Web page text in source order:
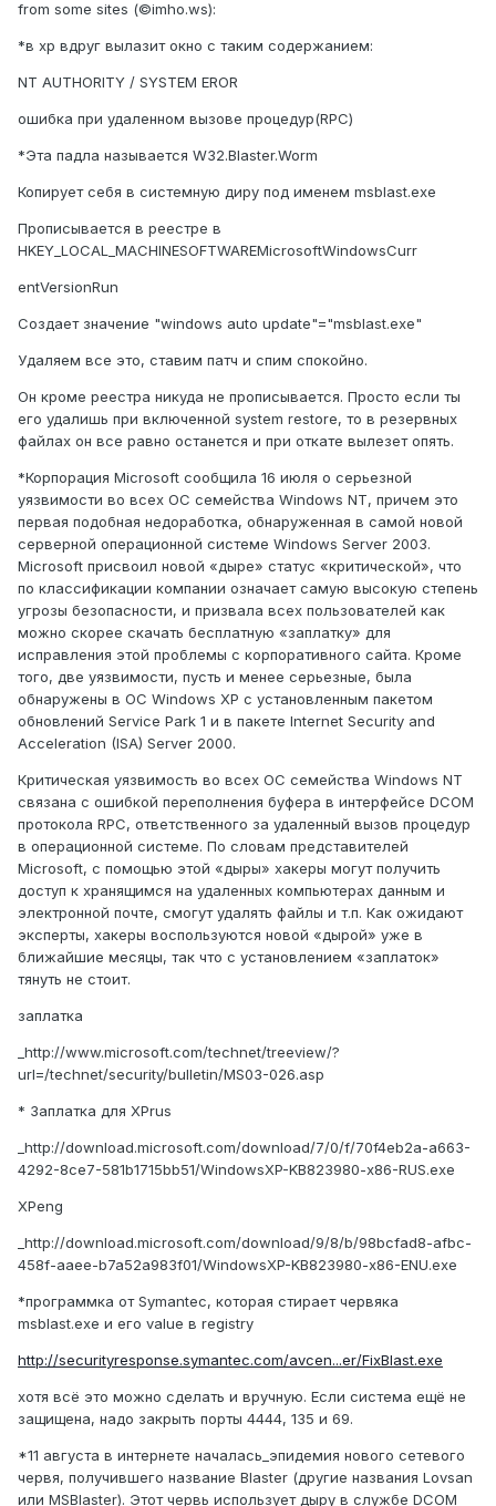
from some sites (©imho.ws):
*в xp вдруг вылазит окно с таким содержанием:
NT AUTHORITY / SYSTEM EROR
ошибка при удаленном вызове процедур(RPC)
*Эта падла называется W32.Blaster.Worm
Копирует себя в системную диру под именем msblast.exe
Прописывается в реестре в
HKEY_LOCAL_MACHINESOFTWAREMicrosoftWindowsCurr
entVersionRun
Создает значение "windows auto update"="msblast.exe"
Удаляем все это, ставим патч и спим спокойно.
Он кроме реестра никуда не прописывается. Просто если ты
его удалишь при включенной system restore, то в резервных
файлах он все равно останется и при откате вылезет опять.
*Корпорация Microsoft сообщила 16 июля о серьезной
уязвимости во всех ОС семейства Windows NT, причем это
первая подобная недоработка, обнаруженная в самой новой
серверной операционной системе Windows Server 2003.
Microsoft присвоил новой «дыре» статус «критической», что
по классификации компании означает самую высокую степень
угрозы безопасности, и призвала всех пользователей как
можно скорее скачать бесплатную «заплатку» для
исправления этой проблемы с корпоративного сайта. Кроме
того, две уязвимости, пусть и менее серьезные, была
обнаружены в ОС Windows XP с установленным пакетом
обновлений Service Park 1 и в пакете Internet Security and
Acceleration (ISA) Server 2000.
Критическая уязвимость во всех ОС семейства Windows NT
связана с ошибкой переполнения буфера в интерфейсе DCOM
протокола RPC, ответственного за удаленный вызов процедур
в операционной системе. По словам представителей
Microsoft, с помощью этой «дыры» хакеры могут получить
доступ к хранящимся на удаленных компьютерах данным и
электронной почте, смогут удалять файлы и т.п. Как ожидают
эксперты, хакеры воспользуются новой «дырой» уже в
ближайшие месяцы, так что с установлением «заплаток»
тянуть не стоит.
заплатка
_http://www.microsoft.com/technet/treeview/?
url=/technet/security/bulletin/MS03-026.asp
* Заплатка для XPrus
_http://download.microsoft.com/download/7/0/f/70f4eb2a-a663-
4292-8ce7-581b1715bb51/WindowsXP-KB823980-x86-RUS.exe
XPeng
_http://download.microsoft.com/download/9/8/b/98bcfad8-afbc-
458f-aaee-b7a52a983f01/WindowsXP-KB823980-x86-ENU.exe
*программка от Symantec, которая стирает червяка
msblast.exe и его value в registry
http://securityresponse.symantec.com/avcen...er/FixBlast.exe
хотя всё это можно сделать и вручную. Если система ещё не
защищена, надо закрыть порты 4444, 135 и 69.
*11 августа в интернете началась_эпидемия нового сетевого
червя, получившего название Blaster (другие названия Lovsan
или MSBlaster). Этот червь использует дыру в службе DCOM